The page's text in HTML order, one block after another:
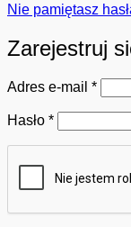
Nie pamiętasz
Zarejestruj
Adres e-mail *
Hasło *Wymagane